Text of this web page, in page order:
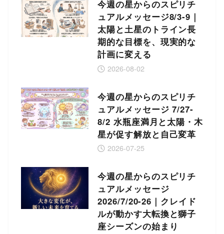
今週の星からのスピリチ
ュアルメッセージ8/3-9｜
太陽と土星のトライン長
期的な目標を、現実的な
計画に変える
2026-08-02
今週の星からのスピリチ
ュアルメッセージ 7/27-
8/2 水瓶座満月と太陽・木
星が促す解放と自己変革
2026-07-25
今週の星からのスピリチ
ュアルメッセージ
2026/7/20-26｜クレイド
ルが動かす大転換と獅子
座シーズンの始まり